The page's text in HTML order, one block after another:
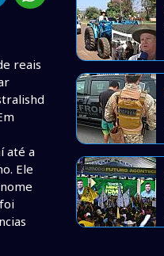
reais
até a
Ele